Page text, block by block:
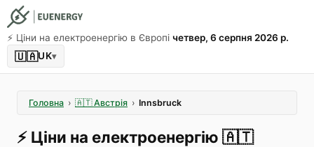
⚡️ Ціни на електроенергію в Європі четвер, 6 серпня 2026 р.
🇺🇦UK▾
Головна › 🇦🇹 Австрія › Innsbruck
⚡️ Ціни на електроенергію 🇦🇹